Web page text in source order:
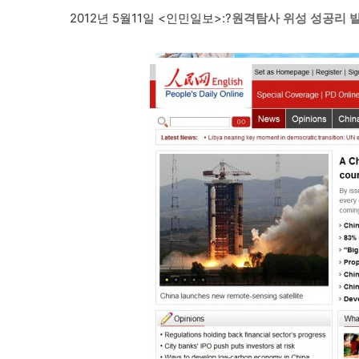
2012년 5월11일 <인민일보>:?원격탐사 위성 성공리